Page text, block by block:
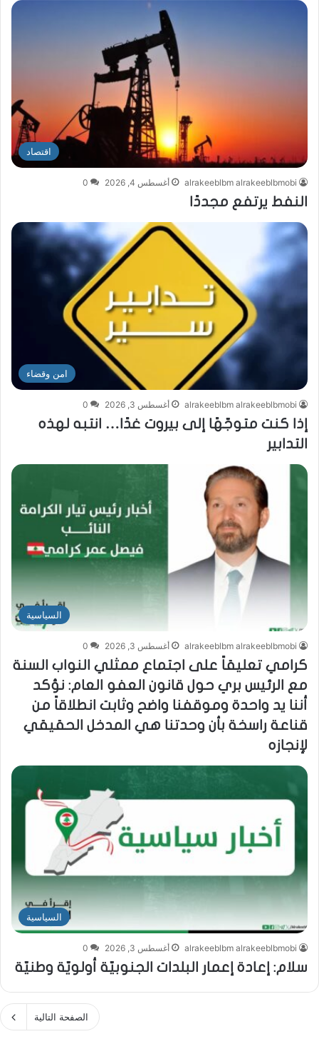
اقتصاد
alrakeeblbm alrakeeblbmobi أغسطس 4, 2026 0
النفط يرتفع مجددًا
امن وقضاء
alrakeeblbm alrakeeblbmobi أغسطس 3, 2026 0
إذا كنت متوجّهًا إلى بيروت غدًا… انتبه لهذه
التدابير
السياسية
alrakeeblbm alrakeeblbmobi أغسطس 3, 2026 0
كرامي تعليقاً على اجتماع ممثلي النواب السنة
مع الرئيس بري حول قانون العفو العام: نؤكد
أننا يد واحدة وموقفنا واضح وثابت انطلاقاً من
قناعة راسخة بأن وحدتنا هي المدخل الحقيقي
لإنجازه
السياسية
alrakeeblbm alrakeeblbmobi أغسطس 3, 2026 0
سلام: إعادة إعمار البلدات الجنوبيّة أولويّة وطنيّة
الصفحة التالية